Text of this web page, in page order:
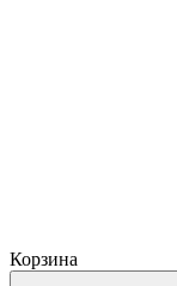
Корзина